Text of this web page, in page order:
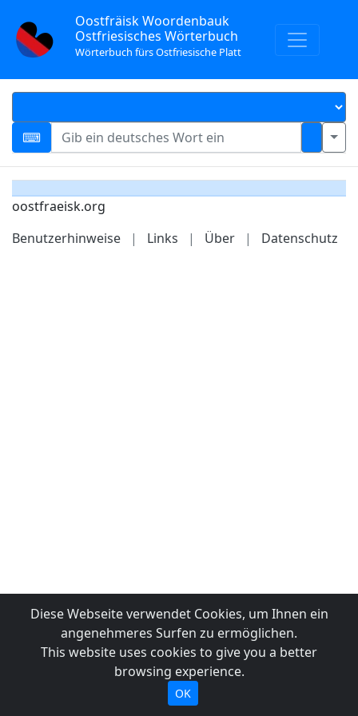
Oostfräisk Woordenbauk
Ostfriesisches Wörterbuch
Wörterbuch fürs Ostfriesische Platt
oostfraeisk.org
Benutzerhinweise
| Links | Über | Datenschutz
Diese Webseite verwendet Cookies, um Ihnen ein
angenehmeres Surfen zu ermöglichen.
This website uses cookies to give you a better
browsing experience.
OK